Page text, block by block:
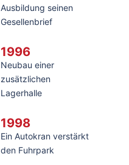
Ausbildung seinen
Gesellenbrief
1996
Neubau einer
zusätzlichen
Lagerhalle
1998
Ein Autokran verstärkt
den Fuhrpark